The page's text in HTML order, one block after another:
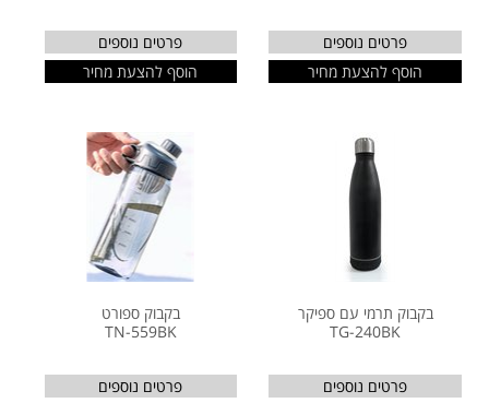
פרטים נוספים
הוסף להצעת מחיר
פרטים נוספים
הוסף להצעת מחיר
בקבוק תרמי עם ספיקר
TG-240BK
פרטים נוספים
בקבוק ספורט
TN-559BK
פרטים נוספים